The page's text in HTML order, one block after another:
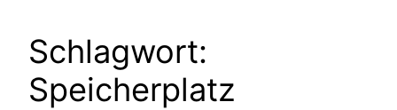
Schlagwort:
Speicherplatz